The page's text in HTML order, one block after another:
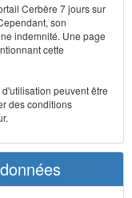
Cerbère 7 jours sur
son
indemnité. Une page
cette
peuvent être
des conditions